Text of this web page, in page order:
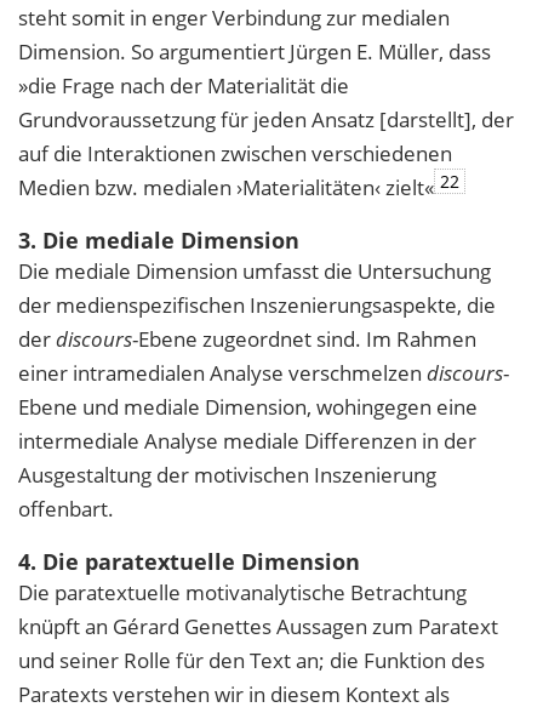
steht somit in enger Verbindung zur medialen
Dimension. So argumentiert Jürgen E. Müller, dass
»die Frage nach der Materialität die
Grundvoraussetzung für jeden Ansatz [darstellt], der
auf die Interaktionen zwischen verschiedenen
Medien bzw. medialen ›Materialitäten‹ zielt« 22
3. Die mediale Dimension
Die mediale Dimension umfasst die Untersuchung
der medienspezifischen Inszenierungsaspekte, die
derdiscours-Ebene zugeordnet sind. Im Rahmen
einer intramedialen Analyse verschmelzen discours-
Ebene und mediale Dimension, wohingegen eine
intermediale Analyse mediale Differenzen in der
Ausgestaltung der motivischen Inszenierung
offenbart.
4. Die paratextuelle Dimension
Die paratextuelle motivanalytische Betrachtung
knüpft an Gérard Genettes Aussagen zum Paratext
und seiner Rolle für den Text an; die Funktion des
Paratexts verstehen wir in diesem Kontext als